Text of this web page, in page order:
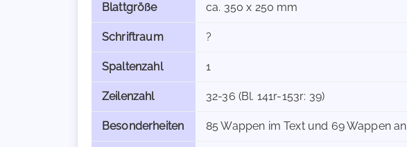
Blattgröße ca. 350 x 250 mm
Schriftraum ?
Spaltenzahl 1
Zeilenzahl 32-36 (Bl. 141r-153r: 39)
Besonderheiten 85 Wappen im Text und 69 Wappen